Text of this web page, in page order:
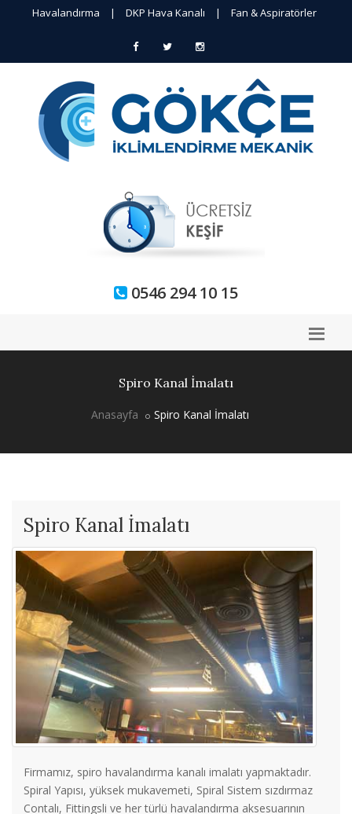
Havalandırma | DKP Hava Kanalı | Fan & Aspiratörler
0546 294 10 15
Spiro Kanal İmalatı
Anasayfa Spiro Kanal İmalatı
Spiro Kanal İmalatı
Firmamız, spiro havalandırma kanalı imalatı yapmaktadır.
Spiral Yapısı, yüksek mukavemeti, Spiral Sistem sızdırmaz
Contalı, Fittingsli ve her türlü havalandırma aksesuarının